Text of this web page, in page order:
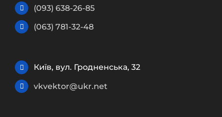
(093) 638-26-85
(063) 781-32-48
Київ, вул. Гродненська, 32
vkvektor@ukr.net